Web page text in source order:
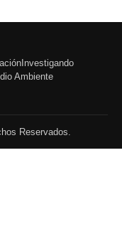
Investigando
Ambiente
Reservados.